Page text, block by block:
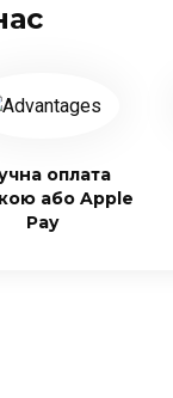
оплата
або Apple
Pay